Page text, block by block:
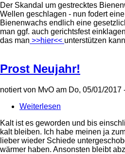
zum
Wachsskandal
gestartet
Der Skandal um gestrecktes
Wellen geschlagen - nun fodert
Bienenwachs endlich eine
man ggf. auch gerichtsfest
das man >>hier<< unterstützen
Prost Neujahr!
notiert von MvO am Do, 05/01/2017
Weiterlesen
Neujahr!
Kalt ist es geworden und bis
kalt bleiben. Ich habe meinen ja
lieber wieder Schiede
wärmer haben. Ansonsten bleibt